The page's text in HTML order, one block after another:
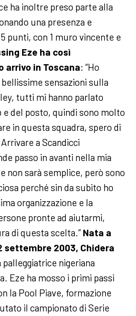
ha inoltre preso parte alla
una presenza e
punti, con 1 muro vincente e
Eze ha così
arrivo in Toscana: “Ho
sensazioni sulla
tutti mi hanno parlato
del posto, quindi sono molto
in questa squadra, spero di
a Scandicci
passo in avanti nella mia
non sarà semplice, però sono
perché sin da subito ho
organizzazione e la
pronte ad aiutarmi,
di questa scelta.” Nata a
settembre 2003, Chidera
palleggiatrice nigeriana
Eze ha mosso i primi passi
la Pool Piave, formazione
il campionato di Serie